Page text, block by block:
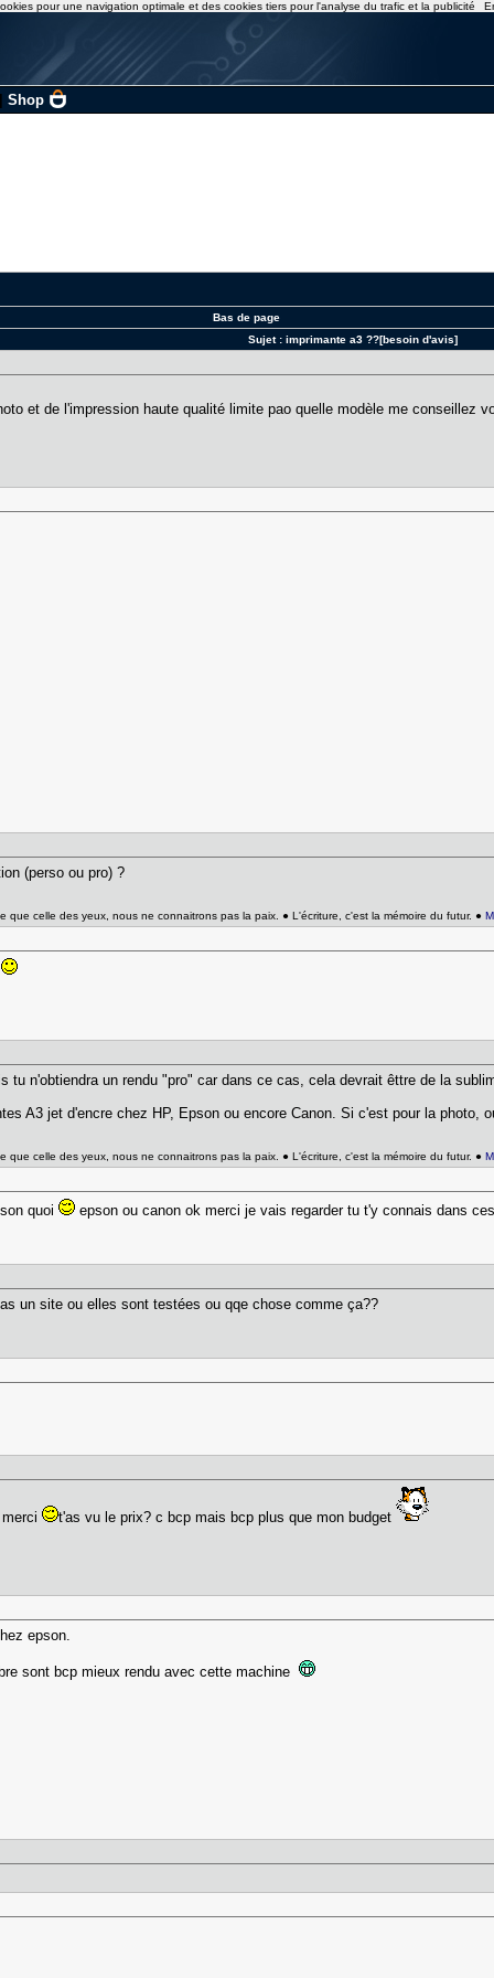
Shop
Bas de page
Sujet : imprimante a3 ??[besoin d'avis]
et de l'impression haute qualité limite pao quelle modèle me conseillez
(perso ou pro) ?
que celle des yeux, nous ne connaitrons pas la paix. ● L'écriture, c'est la mémoire du futur. ●
tu n'obtiendra un rendu "pro" car dans ce cas, cela devrait êttre de la
A3 jet d'encre chez HP, Epson ou encore Canon. Si c'est pour la photo,
que celle des yeux, nous ne connaitrons pas la paix. ● L'écriture, c'est la mémoire du futur. ●
quoi epson ou canon ok merci je vais regarder tu t'y connais dans
un site ou elles sont testées ou qqe chose comme ça??
merci t'as vu le prix? c bcp mais bcp plus que mon budget
epson.
sont bcp mieux rendu avec cette machine
pour une navigation optimale et des cookies tiers pour l'analyse du trafic et la publicité